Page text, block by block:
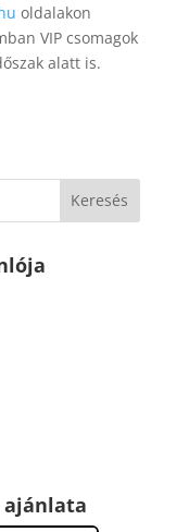
oldalakon
VIP csomagok
alatt is.